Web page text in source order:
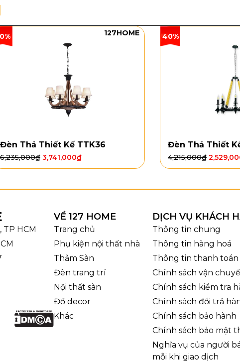
số chi tiết của sản phẩm
Loại bóng: E27 x 1
Kích thước: W400 x H1500
mà không gây cảm giác cồng kềnh. Phần chân đế tròn
cạnh sofa, đầu giường, bàn trà hoặc góc thư giãn. Chụp
dễ phối với các tông nội thất như trắng, đen, be, nâu, xám
127HOME
Đèn Thả Thiết Kế TTK36
6,235,000₫ 3,741,000₫
40%
Đèn Thả Thiết
4,215,000₫
HCM
VỀ 127 HOME
Trang chủ
Phụ kiện nội thất nhà
Thảm Sàn
Đèn trang trí
Nội thất sàn
Đồ decor
Khác
DỊCH VỤ KHÁCH
Thông tin chung
Thông tin hàng hoá
Thông tin thanh toán
Chính sách vận
Chính sách kiểm tra
Chính sách đổi trả
Chính sách bảo hành
Chính sách bảo mật
Nghĩa vụ của người
mỗi khi giao dịch